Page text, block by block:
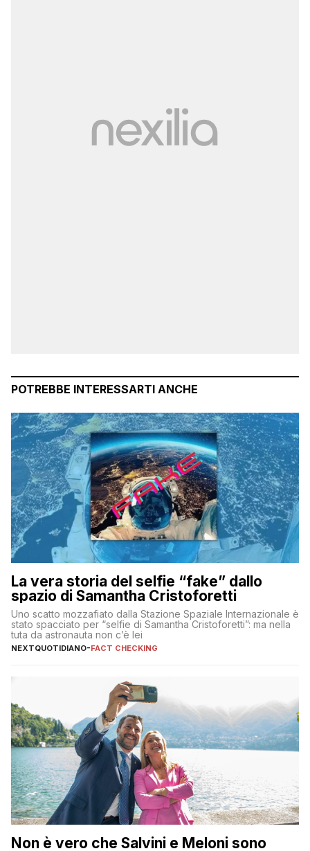
POTREBBE INTERESSARTI ANCHE
La vera storia del selfie “fake” dallo
spazio di Samantha Cristoforetti
Uno scatto mozzafiato dalla Stazione Spaziale Internazionale è
stato spacciato per “selfie di Samantha Cristoforetti”: ma nella
tuta da astronauta non c’è lei
NEXTQUOTIDIANO-FACT CHECKING
Non è vero che Salvini e Meloni sono